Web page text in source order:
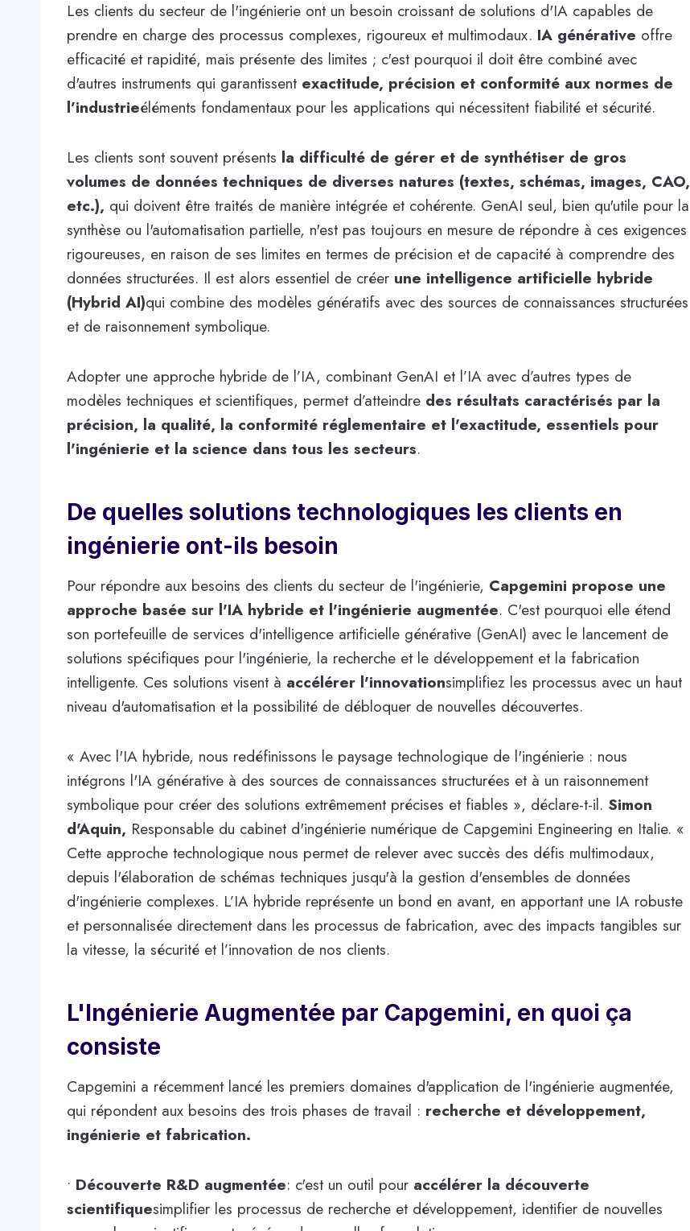
Les clients du secteur de l'ingénierie ont un besoin croissant de solutions d'IA capables de
prendre en charge des processus complexes, rigoureux et multimodaux. IA générative offre
efficacité et rapidité, mais présente des limites ; c'est pourquoi il doit être combiné avec
d'autres instruments qui garantissent exactitude, précision et conformité aux normes de
l’industrieéléments fondamentaux pour les applications qui nécessitent fiabilité et sécurité.
Les clients sont souvent présents la difficulté de gérer et de synthétiser de gros
volumes de données techniques de diverses natures (textes, schémas, images, CAO,
etc.), qui doivent être traités de manière intégrée et cohérente. GenAI seul, bien qu'utile pour la
synthèse ou l'automatisation partielle, n'est pas toujours en mesure de répondre à ces exigences
rigoureuses, en raison de ses limites en termes de précision et de capacité à comprendre des
données structurées. Il est alors essentiel de créer une intelligence artificielle hybride
(Hybrid AI)qui combine des modèles génératifs avec des sources de connaissances structurées
et de raisonnement symbolique.
Adopter une approche hybride de l’IA, combinant GenAI et l’IA avec d’autres types de
modèles techniques et scientifiques, permet d’atteindre des résultats caractérisés par la
précision, la qualité, la conformité réglementaire et l'exactitude, essentiels pour
l'ingénierie et la science dans tous les secteurs.
De quelles solutions technologiques les clients en
ingénierie ont-ils besoin
Pour répondre aux besoins des clients du secteur de l'ingénierie, Capgemini propose une
approche basée sur l'IA hybride et l'ingénierie augmentée. C'est pourquoi elle étend
son portefeuille de services d'intelligence artificielle générative (GenAI) avec le lancement de
solutions spécifiques pour l'ingénierie, la recherche et le développement et la fabrication
intelligente. Ces solutions visent à accélérer l'innovationsimplifiez les processus avec un haut
niveau d'automatisation et la possibilité de débloquer de nouvelles découvertes.
« Avec l'IA hybride, nous redéfinissons le paysage technologique de l'ingénierie : nous
intégrons l'IA générative à des sources de connaissances structurées et à un raisonnement
symbolique pour créer des solutions extrêmement précises et fiables », déclare-t-il. Simon
d'Aquin, Responsable du cabinet d'ingénierie numérique de Capgemini Engineering en Italie. «
Cette approche technologique nous permet de relever avec succès des défis multimodaux,
depuis l'élaboration de schémas techniques jusqu'à la gestion d'ensembles de données
d'ingénierie complexes. L’IA hybride représente un bond en avant, en apportant une IA robuste
et personnalisée directement dans les processus de fabrication, avec des impacts tangibles sur
la vitesse, la sécurité et l’innovation de nos clients.
L'Ingénierie Augmentée par Capgemini, en quoi ça
consiste
Capgemini a récemment lancé les premiers domaines d'application de l'ingénierie augmentée,
qui répondent aux besoins des trois phases de travail : recherche et développement,
ingénierie et fabrication.
• Découverte R&D augmentée: c'est un outil pour accélérer la découverte
scientifiquesimplifier les processus de recherche et développement, identifier de nouvelles